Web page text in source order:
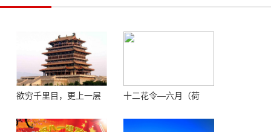
欲穷千里目，更上一层
十二花令—六月（荷